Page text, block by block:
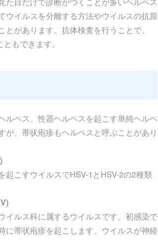
ウイルスを分離する方法やウイルスの抗原
があります。抗体検査を行うことで、
もできます。
ルペス、性器ヘルペスを起こす単純ヘルペ
が、帯状疱疹もヘルペスと呼ぶことがあり
起こすウイルスでHSV-1とHSV-2の2種類
イルス科に属するウイルスです。初感染で
に帯状疱疹を起こします。ウイルスが神経